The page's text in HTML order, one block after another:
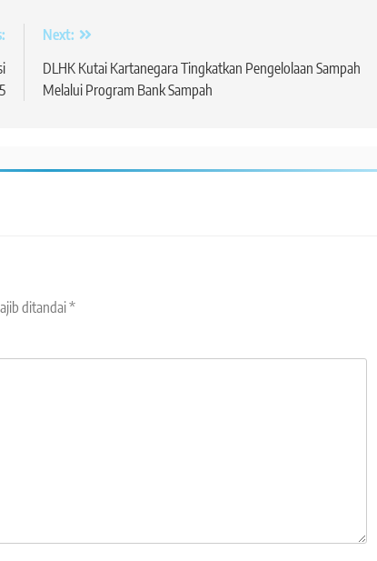
Next:
DLHK Kutai Kartanegara Tingkatkan Pengelolaan Sampah
Melalui Program Bank Sampah
ditandai*